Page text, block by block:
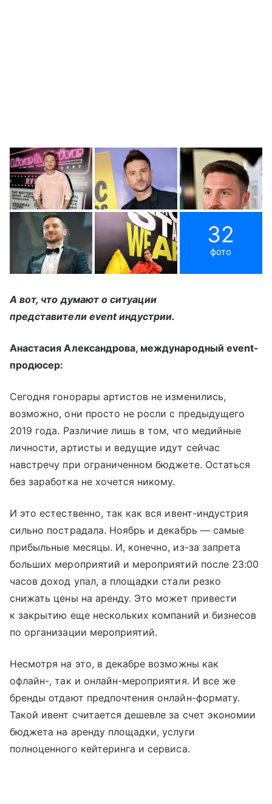
32
фото
А вот, что думают о ситуации
представители event индустрии.
Анастасия Александрова, международный event-
продюсер:
Сегодня гонорары артистов не изменились,
возможно, они просто не росли с предыдущего
2019 года. Различие лишь в том, что медийные
личности, артисты и ведущие идут сейчас
навстречу при ограниченном бюджете. Остаться
без заработка не хочется никому.
И это естественно, так как вся ивент-индустрия
сильно пострадала. Ноябрь и декабрь — самые
прибыльные месяцы. И, конечно, из-за запрета
больших мероприятий и мероприятий после 23:00
часов доход упал, а площадки стали резко
снижать цены на аренду. Это может привести
к закрытию еще нескольких компаний и бизнесов
по организации мероприятий.
Несмотря на это, в декабре возможны как
офлайн-, так и онлайн-мероприятия. И все же
бренды отдают предпочтения онлайн-формату.
Такой ивент считается дешевле за счет экономии
бюджета на аренду площадки, услуги
полноценного кейтеринга и сервиса.